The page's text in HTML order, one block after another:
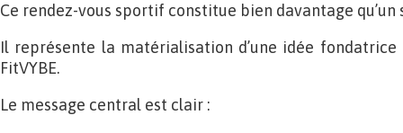
Ce rendez-vous sportif constitue bien davantage
Il représente la matérialisation d’une idée
FitVYBE.
Le message central est clair :